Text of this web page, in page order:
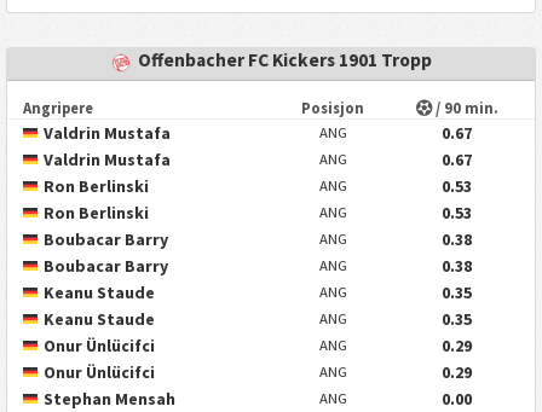
Offenbacher FC Kickers 1901 Tropp
Angripere Posisjon / 90 min.
Valdrin Mustafa ANG
0.67
Valdrin Mustafa
ANG
0.67
Ron Berlinski
ANG
0.53
Ron Berlinski
ANG
0.53
Boubacar Barry
ANG
0.38
Boubacar Barry
ANG
0.38
Keanu Staude
ANG
0.35
Keanu Staude
ANG
0.35
Onur Ünlücifci
ANG
0.29
Onur Ünlücifci
ANG
0.29
Stephan Mensah
ANG
0.00